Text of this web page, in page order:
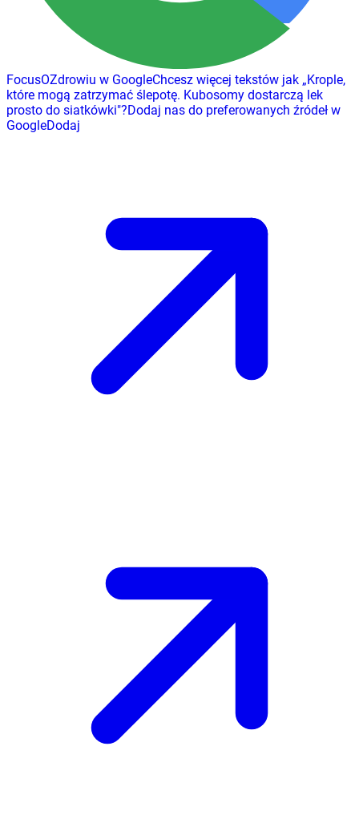
FocusOZdrowiu w GoogleChcesz więcej tekstów jak „Krople,
które mogą zatrzymać ślepotę. Kubosomy dostarczą lek
prosto do siatkówki"?Dodaj nas do preferowanych źródeł w
GoogleDodaj